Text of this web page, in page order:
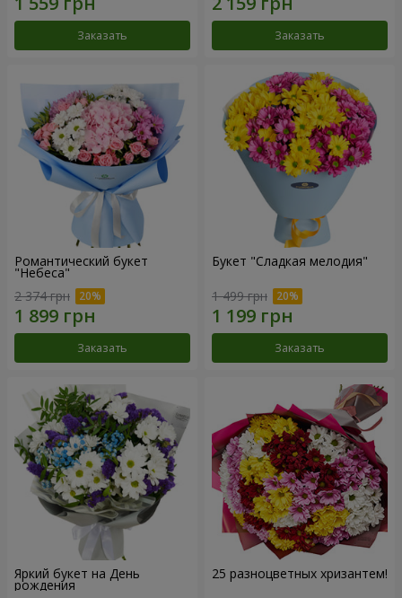
Заказать Заказать
Романтический букет
"Небеса"
2 374 грн
Заказать
Букет "Сладкая мелодия"
1 499 грн
Заказать
Яркий букет на День
рождения
25 разноцветных хризантем!